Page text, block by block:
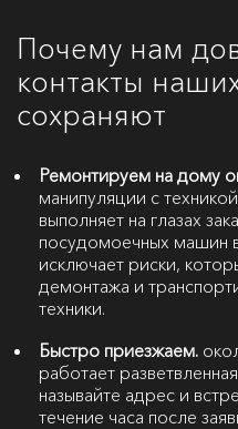
Почему нам
контакты
сохраняют
Ремонтируем на дому
манипуляции с
выполняет на глазах
посудомоечных машин
исключает риски,
демонтажа и
техники.
Быстро приезжаем.
работает
называйте адрес и
течение часа после